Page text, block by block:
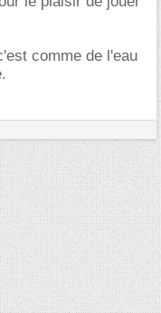
comme de l'eau